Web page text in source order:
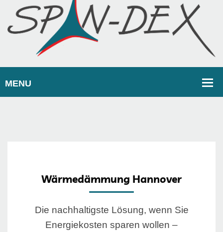
Wärmedämmung Hannover
Die nachhaltigste Lösung, wenn Sie
Energiekosten sparen wollen –